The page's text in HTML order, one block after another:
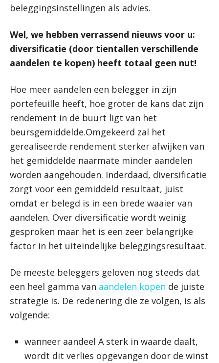
beleggingsinstellingen als advies.
Wel, we hebben verrassend nieuws voor u:
diversificatie (door tientallen verschillende
aandelen te kopen) heeft totaal geen nut!
Hoe meer aandelen een belegger in zijn
portefeuille heeft, hoe groter de kans dat zijn
rendement in de buurt ligt van het
beursgemiddelde.Omgekeerd zal het
gerealiseerde rendement sterker afwijken van
het gemiddelde naarmate minder aandelen
worden aangehouden. Inderdaad, diversificatie
zorgt voor een gemiddeld resultaat, juist
omdat er belegd is in een brede waaier van
aandelen. Over diversificatie wordt weinig
gesproken maar het is een zeer belangrijke
factor in het uiteindelijke beleggingsresultaat.
De meeste beleggers geloven nog steeds dat
een heel gamma van aandelen kopen de juiste
strategie is. De redenering die ze volgen, is als
volgende:
wanneer aandeel A sterk in waarde daalt,
wordt dit verlies opgevangen door de winst